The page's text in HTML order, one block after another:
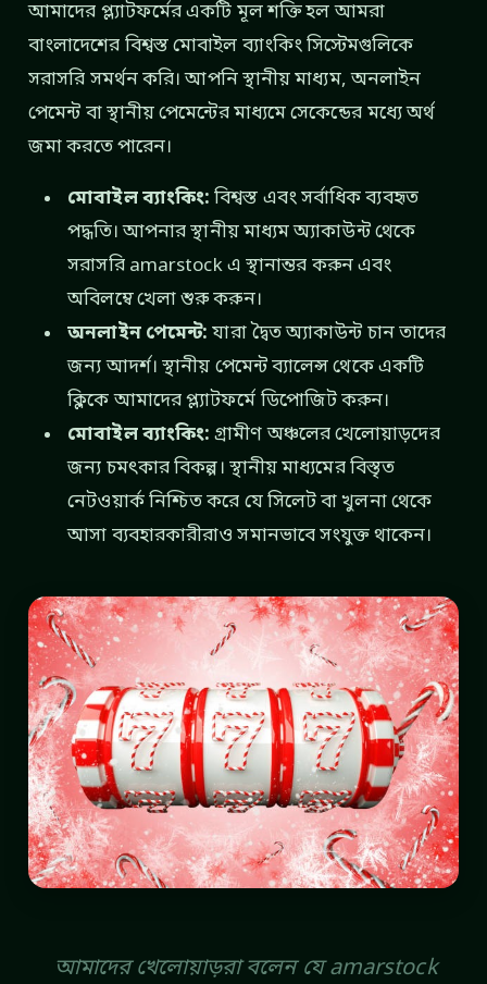
আমাদের প্ল্যাটফর্মের একটি মূল শক্তি হল আমরা
বাংলাদেশের বিশ্বস্ত মোবাইল ব্যাংকিং সিস্টেমগুলিকে
সরাসরি সমর্থন করি। আপনি স্থানীয় মাধ্যম, অনলাইন
পেমেন্ট বা স্থানীয় পেমেন্টের মাধ্যমে সেকেন্ডের মধ্যে অর্থ
জমা করতে পারেন।
মোবাইল ব্যাংকিং: বিশ্বস্ত এবং সর্বাধিক ব্যবহৃত
পদ্ধতি। আপনার স্থানীয় মাধ্যম অ্যাকাউন্ট থেকে
সরাসরি amarstock এ স্থানান্তর করুন এবং
অবিলম্বে খেলা শুরু করুন।
অনলাইন পেমেন্ট: যারা দ্বৈত অ্যাকাউন্ট চান তাদের
জন্য আদর্শ। স্থানীয় পেমেন্ট ব্যালেন্স থেকে একটি
ক্লিকে আমাদের প্ল্যাটফর্মে ডিপোজিট করুন।
মোবাইল ব্যাংকিং: গ্রামীণ অঞ্চলের খেলোয়াড়দের
জন্য চমৎকার বিকল্প। স্থানীয় মাধ্যমের বিস্তৃত
নেটওয়ার্ক নিশ্চিত করে যে সিলেট বা খুলনা থেকে
আসা ব্যবহারকারীরাও সমানভাবে সংযুক্ত থাকেন।
আমাদের খেলোয়াড়রা বলেন যে amarstock